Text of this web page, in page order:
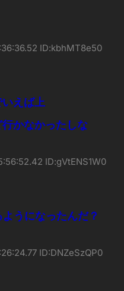
ID:kbhMT8e50
えば上
かなかったしな
ID:gVtENS1W0
うになったんだ？
ID:DNZeSzQP0